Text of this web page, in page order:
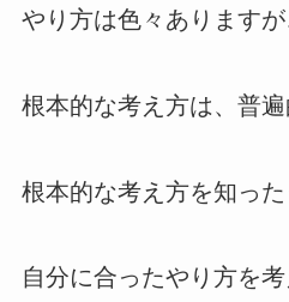
やり方は色々あります
根本的な考え方は、普遍
根本的な考え方を知った
自分に合ったやり方を